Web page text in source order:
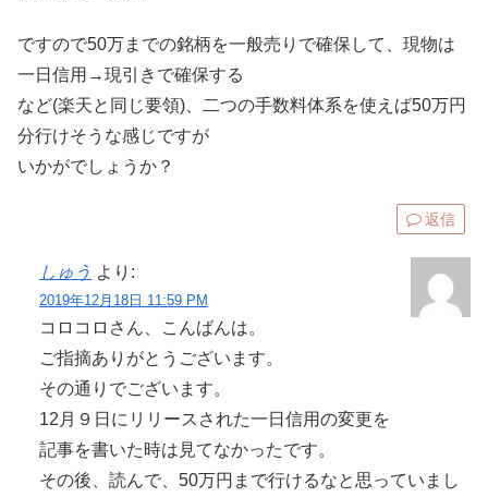
ですので50万までの銘柄を一般売りで確保して、現物は
一日信用→現引きで確保する
など(楽天と同じ要領)、二つの手数料体系を使えば50万円
分行けそうな感じですが
いかがでしょうか？
返信
しゅう より:
2019年12月18日 11:59 PM
コロコロさん、こんばんは。
ご指摘ありがとうございます。
その通りでございます。
12月９日にリリースされた一日信用の変更を
記事を書いた時は見てなかったです。
その後、読んで、50万円まで行けるなと思っていまし